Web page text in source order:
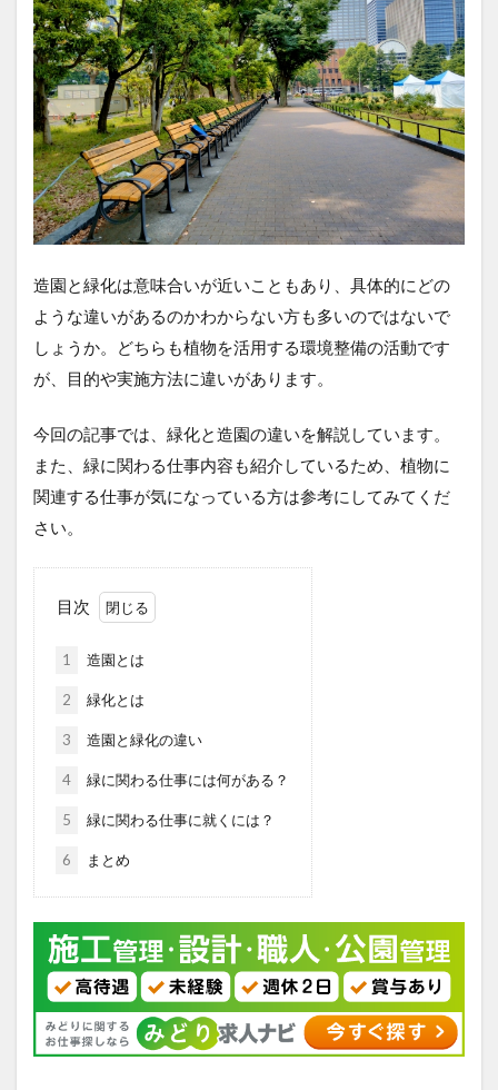
造園と緑化は意味合いが近いこともあり、具体的にどの
ような違いがあるのかわからない方も多いのではないで
しょうか。どちらも植物を活用する環境整備の活動です
が、目的や実施方法に違いがあります。
今回の記事では、緑化と造園の違いを解説しています。
また、緑に関わる仕事内容も紹介しているため、植物に
関連する仕事が気になっている方は参考にしてみてくだ
さい。
目次
1 造園とは
2 緑化とは
3 造園と緑化の違い
4 緑に関わる仕事には何がある？
5 緑に関わる仕事に就くには？
6 まとめ